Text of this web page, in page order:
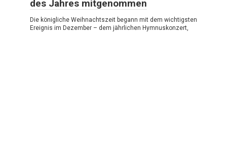
des Jahres mitgenommen
Die königliche Weihnachtszeit begann mit dem wichtigsten
Ereignis im Dezember – dem jährlichen Hymnuskonzert,